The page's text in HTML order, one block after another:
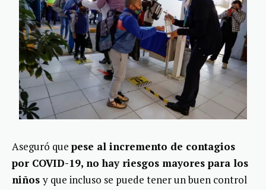
Aseguró que pese al incremento de contagios
por COVID-19, no hay riesgos mayores para los
niñosy que incluso se puede tener un buen control